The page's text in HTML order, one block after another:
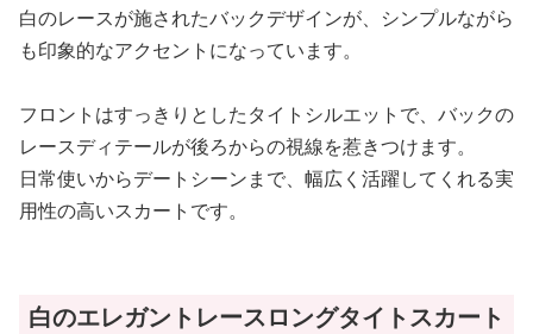
白のレースが施されたバックデザインが、シンプルながら
も印象的なアクセントになっています。
フロントはすっきりとしたタイトシルエットで、バックの
レースディテールが後ろからの視線を惹きつけます。
日常使いからデートシーンまで、幅広く活躍してくれる実
用性の高いスカートです。
白のエレガントレースロングタイトスカート